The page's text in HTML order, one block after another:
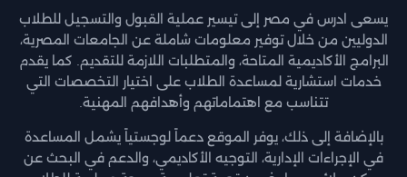
يسعى ادرس في مصر إلى تيسير عملية القبول والتسجيل للطلاب
الدوليين من خلال توفير معلومات شاملة عن الجامعات المصرية،
البرامج الأكاديمية المتاحة، والمتطلبات اللازمة للتقديم. كما يقدم
خدمات استشارية لمساعدة الطلاب على اختيار التخصصات التي
تتناسب مع اهتماماتهم وأهدافهم المهنية.
بالإضافة إلى ذلك، يوفر الموقع دعماً لوجستياً يشمل المساعدة
في الإجراءات الإدارية، التوجيه الأكاديمي، والدعم في البحث عن